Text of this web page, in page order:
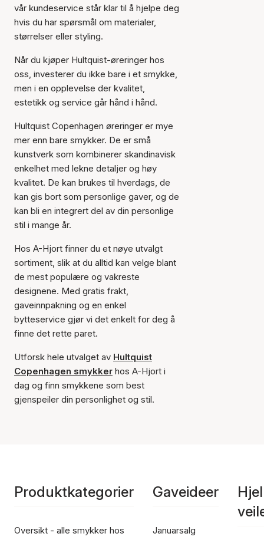
vår kundeservice står klar til å hjelpe deg
hvis du har spørsmål om materialer,
størrelser eller styling.
Når du kjøper Hultquist-øreringer hos
oss, investerer du ikke bare i et smykke,
men i en opplevelse der kvalitet,
estetikk og service går hånd i hånd.
Hultquist Copenhagen øreringer er mye
mer enn bare smykker. De er små
kunstverk som kombinerer skandinavisk
enkelhet med lekne detaljer og høy
kvalitet. De kan brukes til hverdags, de
kan gis bort som personlige gaver, og de
kan bli en integrert del av din personlige
stil i mange år.
Hos A-Hjort finner du et nøye utvalgt
sortiment, slik at du alltid kan velge blant
de mest populære og vakreste
designene. Med gratis frakt,
gaveinnpakning og en enkel
bytteservice gjør vi det enkelt for deg å
finne det rette paret.
Utforsk hele utvalget av Hultquist
Copenhagen smykker hos A-Hjort i
dag og finn smykkene som best
gjenspeiler din personlighet og stil.
Produktkategorier
Oversikt - alle smykker hos
Gaveideer
Januarsalg